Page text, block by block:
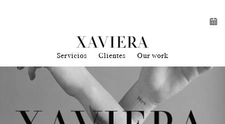
Servicios Clientes Our work